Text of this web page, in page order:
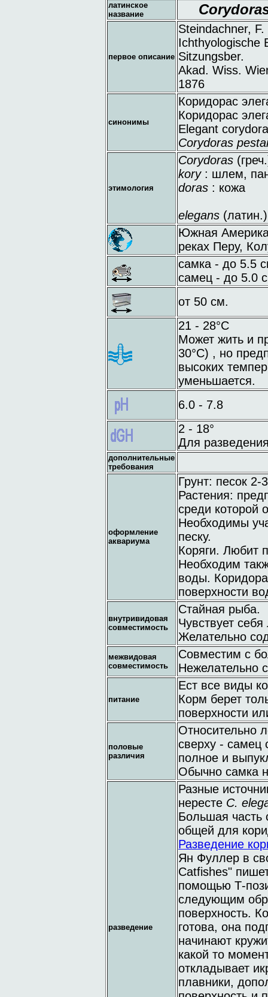
латинское
название
первое описание
Steindachner, F.
Ichthyologische
Sitzungsber.
Akad. Wiss.
1876
синонимы
Коридорас
Коридорас
Elegant
Corydoras pestai
этимология
Corydoras
kory : шлем,
doras : кожа
elegans
Южная
реках Перу,
самка - до 5.5
самец - до 5.0
от 50 см.
21 - 28°C
Может жить и
30°C) , но
высоких
уменьшается.
6.0 - 7.8
2 - 18°
Для
дополнительные
требования
оформление
аквариума
Грунт: песок
Растения:
среди которой
Необходимы
песку.
Коряги. Любит
Необходим
воды.
поверхности
внутривидовая
совместимость
Стайная рыба.
Чувствует
Желательно
межвидовая
совместимость
Совместим с
Нежелательно
питание
Ест все виды
Корм берет
поверхности
половые
различия
Относительно
сверху - самец
полное и
Обычно самка
разведение
Разные
нересте C.
Большая часть
общей для
Разведение
Ян Фуллер в
Catfishes"
помощью Т-
следующим
поверхность.
готова, она
начинают
какой то
откладывает
плавники,